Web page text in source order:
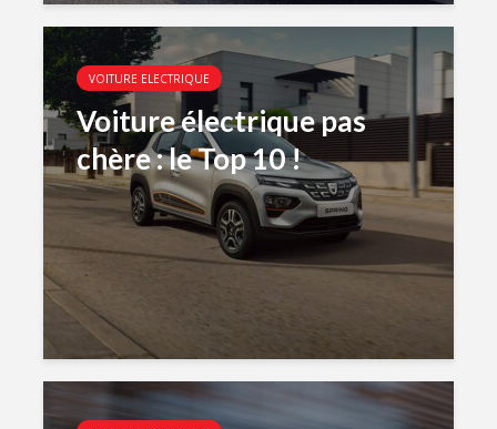
VOITURE ELECTRIQUE
Voiture électrique pas
chère : le Top 10 !